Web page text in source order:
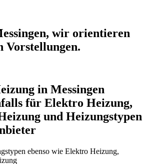
wir orientieren
Vorstellungen.
in Messingen
für Elektro Heizung,
und Heizungstypen
ebenso wie Elektro Heizung,